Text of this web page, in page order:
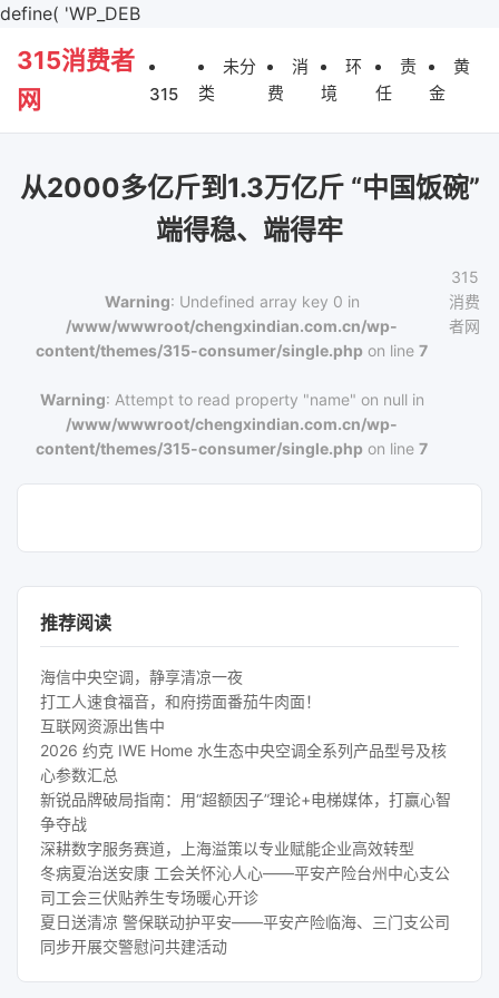
define( 'WP_DEB
315消费者
网
315
未分
类
消
费
环
境
责
任
黄
金
从2000多亿斤到1.3万亿斤 “中国饭碗”
端得稳、端得牢
Warning: Undefined array key 0 in
/www/wwwroot/chengxindian.com.cn/wp-
content/themes/315-consumer/single.php on line7
Warning: Attempt to read property "name" on null in
/www/wwwroot/chengxindian.com.cn/wp-
content/themes/315-consumer/single.php on line7
315
消费
者网
推荐阅读
海信中央空调，静享清凉一夜
打工人速食福音，和府捞面番茄牛肉面！
互联网资源出售中
2026 约克 IWE Home 水生态中央空调全系列产品型号及核
心参数汇总
新锐品牌破局指南：用“超额因子”理论+电梯媒体，打赢心智
争夺战
深耕数字服务赛道，上海溢策以专业赋能企业高效转型
冬病夏治送安康 工会关怀沁人心——平安产险台州中心支公
司工会三伏贴养生专场暖心开诊
夏日送清凉 警保联动护平安——平安产险临海、三门支公司
同步开展交警慰问共建活动